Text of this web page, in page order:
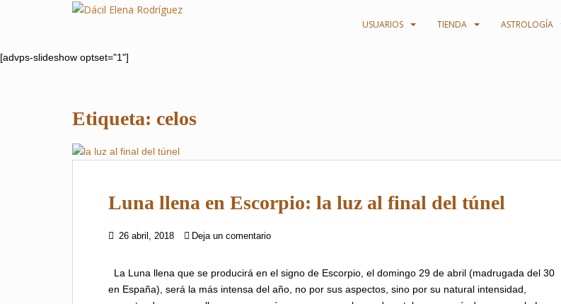
p
USUARIOS TIENDA ASTROLOGÍA
[advps-slideshow optset="1"]
Etiqueta: celos
Luna llena en Escorpio: la luz al final del túnel
26 abril, 2018 Deja un comentario
La Luna llena que se producirá en el signo de Escorpio, el domingo 29 de abril (madrugada del 30
en España), será la más intensa del año, no por sus aspectos, sino por su natural intensidad,